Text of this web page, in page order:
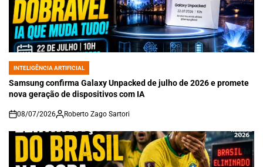
POSTED
IN
INTELIGÊNCIA ARTIFICIAL
Samsung confirma Galaxy Unpacked de julho de 2026 e promete
nova geração de dispositivos com IA
on
08/07/2026 Roberto Zago Sartori